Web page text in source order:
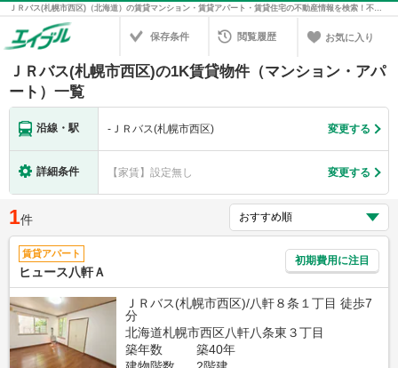
ＪＲバス(札幌市西区)（北海道）の賃貸マンション・賃貸アパート・賃貸住宅の不動産情報を検索！不動産賃貸の物件探しは、お部屋探しのエイブル
保存条件 閲覧履歴 お気に入り
ＪＲバス(札幌市西区)の1K賃貸物件（マンション・アパ
ート）一覧
沿線・駅 - ＪＲバス(札幌市西区) 変更する
詳細条件 【家賃】設定無し 変更する
1件
賃貸アパート
ヒュース八軒Ａ
初期費用に注目
ＪＲバス(札幌市西区)/八軒８条１丁目 徒歩7
分
北海道札幌市西区八軒八条東３丁目
築年数
築40年